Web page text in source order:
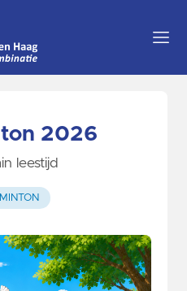
2026
leestijd